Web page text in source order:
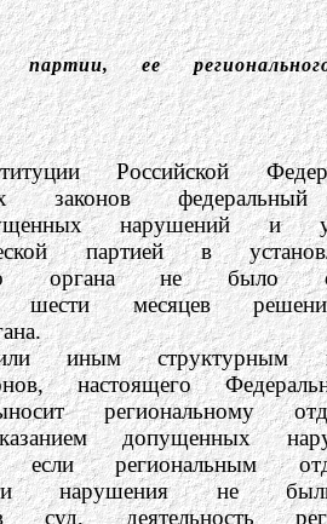
партии, ее
Федерации,
нарушений и
партией в
органа не было
месяцев
настоящего
региональному
допущенных
региональным
нарушения не
деятельность